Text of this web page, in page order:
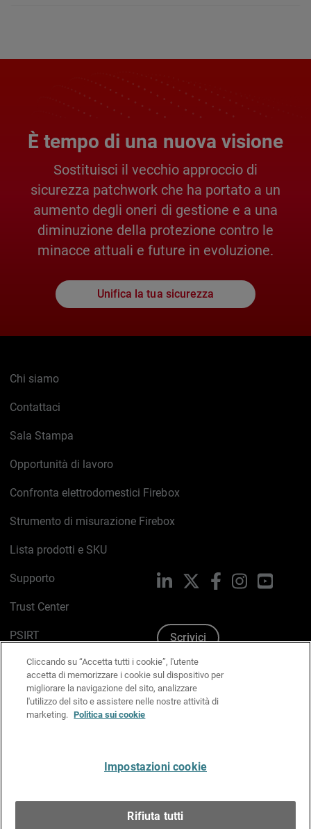
È tempo di una nuova visione
Sostituisci il vecchio approccio di
sicurezza patchwork che ha portato a un
aumento degli oneri di gestione e a una
diminuzione della protezione contro le
minacce attuali e future in evoluzione.
Unifica la tua sicurezza
Chi siamo
Contattaci
Sala Stampa
Opportunità di lavoro
Confronta elettrodomestici Firebox
Strumento di misurazione Firebox
Lista prodotti e SKU
Supporto
Trust Center
PSIRT
Politica sui cookie
Informativa sulla privacy
Kit Media & Brand
LinkedIn FacebookInstagram
Scrivici
Cliccando su “Accetta tutti i cookie”, l'utente
accetta di memorizzare i cookie sul dispositivo per
migliorare la navigazione del sito, analizzare
l'utilizzo del sito e assistere nelle nostre attività di
marketing. Politica sui cookie
Impostazioni cookie
Rifiuta tutti